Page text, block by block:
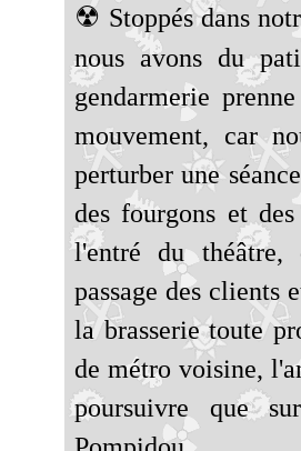
☢ Stoppés dans
nous avons du
gendarmerie
mouvement, car
perturber une
des fourgons et
l'entré du théâtre,
passage des clients
la brasserie toute
de métro voisine,
poursuivre que